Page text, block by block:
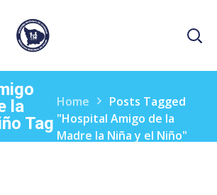
la
Tag
Home
Posts Tagged
"Hospital Amigo de la
Madre la Niña y el Niño"